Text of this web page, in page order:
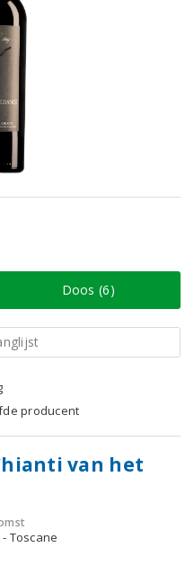
Doos (6)
producent
van het
Toscane